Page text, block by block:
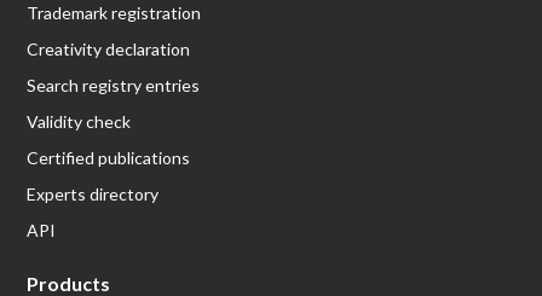
Trademark registration
Creativity declaration
Search registry entries
Validity check
Certified publications
Experts directory
API
Products